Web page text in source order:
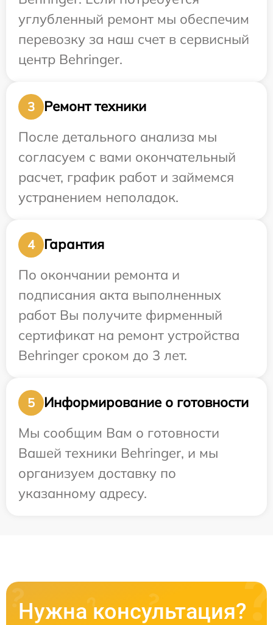
углубленный ремонт мы обеспечим
перевозку за наш счет в сервисный
центр Behringer.
3
Ремонт техники
После детального анализа мы
согласуем с вами окончательный
расчет, график работ и займемся
устранением неполадок.
4
Гарантия
По окончании ремонта и
подписания акта выполненных
работ Вы получите фирменный
сертификат на ремонт устройства
Behringer сроком до 3 лет.
5
Информирование о готовности
Мы сообщим Вам о готовности
Вашей техники Behringer, и мы
организуем доставку по
указанному адресу.
Нужна консультация?